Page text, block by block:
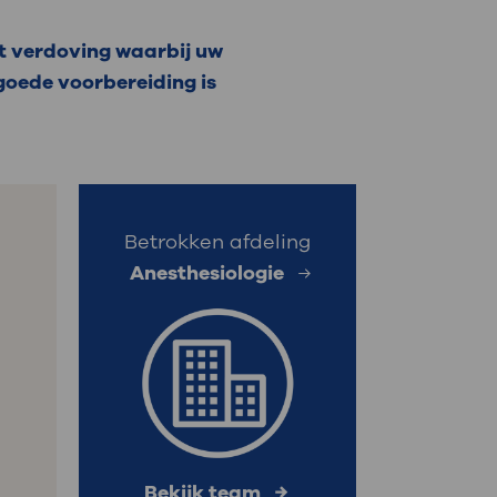
: naar uw dossier
Inloggen MijnOLVG
verdoving waarbij uw
voorbereiding is
Betrokken afdeling
Anesthesiologie